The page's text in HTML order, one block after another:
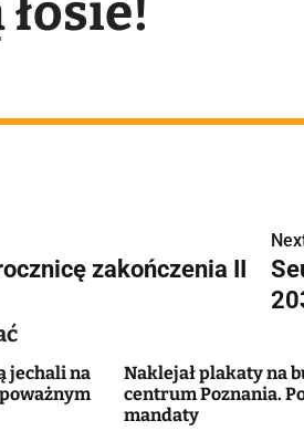
zakończenia II
jechali na
Naklejał plakaty na
centrum Poznania.
mandaty